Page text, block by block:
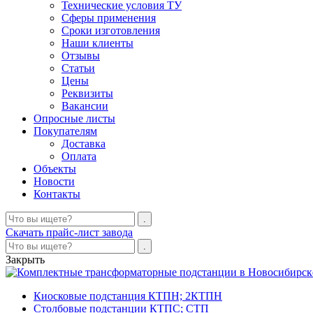
Технические условия ТУ
Сферы применения
Сроки изготовления
Наши клиенты
Отзывы
Статьи
Цены
Реквизиты
Вакансии
Опросные листы
Покупателям
Доставка
Оплата
Объекты
Новости
Контакты
Скачать прайс-лист завода
Закрыть
Киосковые подстанция КТПН; 2КТПН
Столбовые подстанции КТПС; СТП